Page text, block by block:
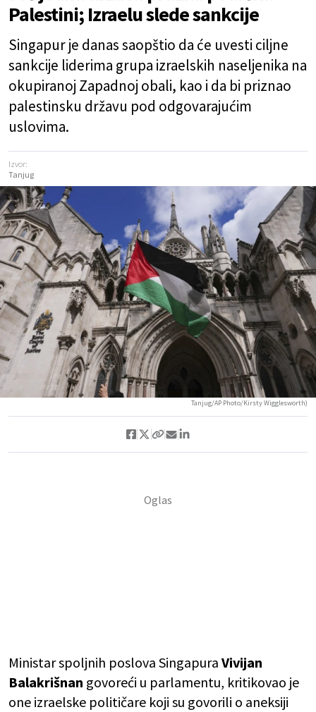
Palestini; Izraelu slede sankcije
Singapur je danas saopštio da će uvesti ciljne
sankcije liderima grupa izraelskih naseljenika na
okupiranoj Zapadnoj obali, kao i da bi priznao
palestinsku državu pod odgovarajućim
uslovima.
Izvor:
Tanjug
Tanjug/AP Photo/Kirsty Wigglesworth)
Ministar spoljnih poslova Singapura Vivijan
Balakrišnan govoreći u parlamentu, kritikovao je
one izraelske političare koji su govorili o aneksiji